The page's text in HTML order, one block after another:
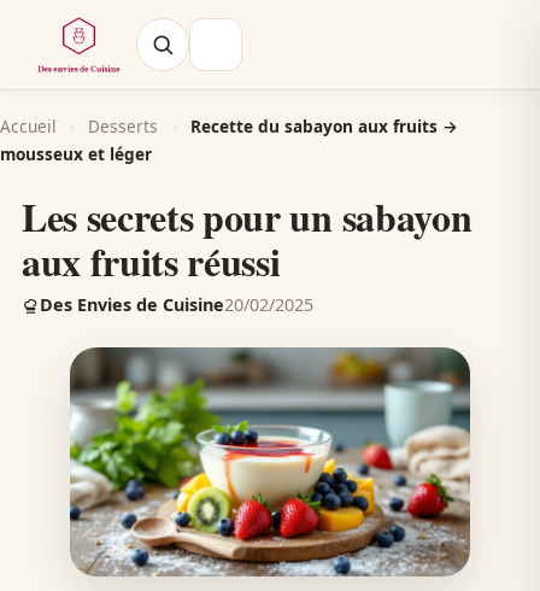
Accueil › Desserts ›
Recette du sabayon aux fruits →
mousseux et léger
Les secrets pour un sabayon
aux fruits réussi
Des Envies de Cuisine20/02/2025